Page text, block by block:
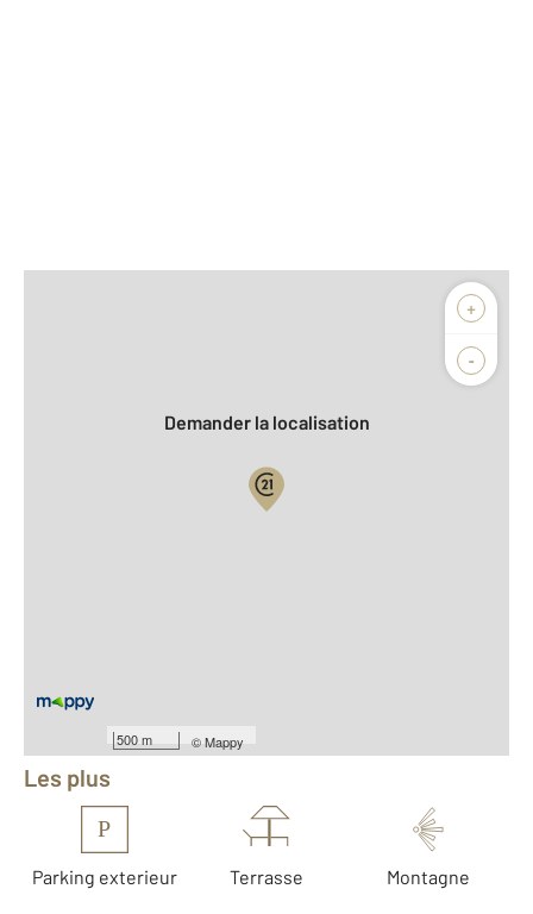
+
-
500 m ©Mappy
Biens vendus
Demander la localisation
Équipements
Les plus
P
Parking exterieur Terrasse Montagne